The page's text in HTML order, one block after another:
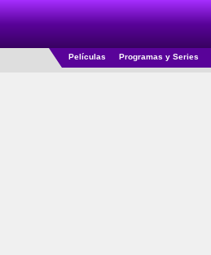
Películas Programas y Series